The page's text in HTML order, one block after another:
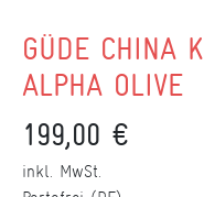
GÜDE CHINA
ALPHA OLIVE
199,00 €
inkl. MwSt.